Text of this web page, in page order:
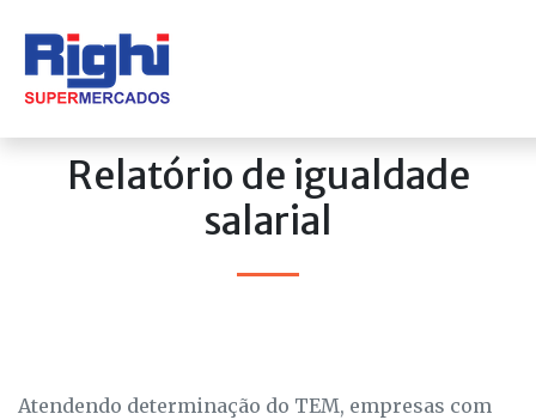
Relatório de igualdade
salarial
Atendendo determinação do TEM, empresas com